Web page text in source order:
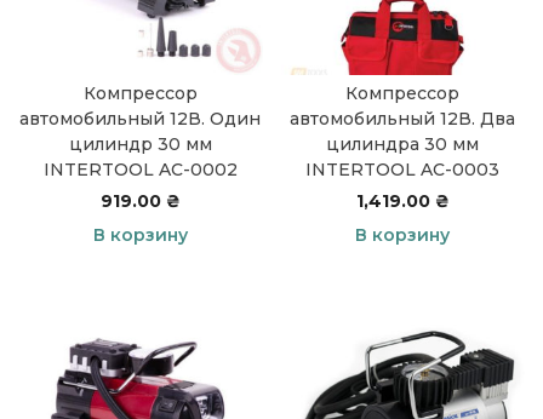
Компрессор
автомобильный 12В. Один
цилиндр 30 мм
INTERTOOL AC-0002
919.00 ₴
В корзину
Компрессор
автомобильный 12В. Два
цилиндра 30 мм
INTERTOOL AC-0003
1,419.00 ₴
В корзину